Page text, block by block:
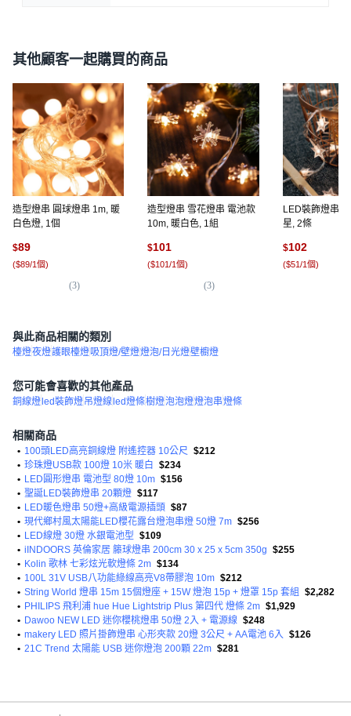
其他顧客一起購買的商品
造型燈串 圓球燈串 1m, 暖
白色燈, 1個
$89
($89/1個)
(3)
造型燈串 雪花燈串 電池款
10m, 暖白色, 1組
$101
($101/1個)
(3)
LED裝飾燈串
星, 2條
$102
($51/1個)
與此商品相關的類別
檯燈夜燈護眼檯燈吸頂燈/壁燈燈泡/日光燈壁櫥燈
您可能會喜歡的其他產品
銅線燈 led裝飾燈吊燈線 led燈條樹燈泡泡燈燈泡串燈條
相關商品
• 100頭LED高亮銅線燈 附遙控器 10公尺 $212
• 珍珠燈USB款 100燈 10米 暖白
$234
• LED圓形燈串 電池型 80燈 10m $156
• 聖誕LED裝飾燈串 20顆燈 $117
• LED暖色燈串 50燈+高級電源插頭 $87
• 現代鄉村風太陽能LED櫻花露台燈泡串燈 50燈 7m $256
• LED線燈 30燈 水銀電池型 $109
• iINDOORS 英倫家居 籐球燈串 200cm 30 x 25 x 5cm 350g $255
• Kolin 歌林 七彩炫光軟燈條 2m $134
• 100L 31V USB八功能綠線高亮V8帶膠泡 10m $212
• String World 燈串 15m 15個燈座 + 15W 燈泡 15p + 燈罩 15p 套組
$2,282
• PHILIPS 飛利浦 hue Hue Lightstrip Plus 第四代 燈條 2m $1,929
• Dawoo NEW LED 迷你櫻桃燈串 50燈 2入 + 電源線 $248
• makery LED 照片掛飾燈串 心形夾款 20燈 3公尺 + AA電池 6入 $126
• 21C Trend 太陽能 USB 迷你燈泡 200顆 22m $281